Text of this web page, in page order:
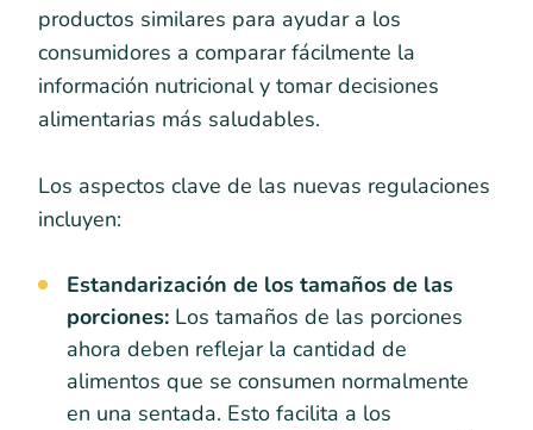
productos similares para ayudar a los
consumidores a comparar fácilmente la
información nutricional y tomar decisiones
alimentarias más saludables.
Los aspectos clave de las nuevas regulaciones
incluyen:
Estandarización de los tamaños de las
porciones: Los tamaños de las porciones
ahora deben reflejar la cantidad de
alimentos que se consumen normalmente
en una sentada. Esto facilita a los